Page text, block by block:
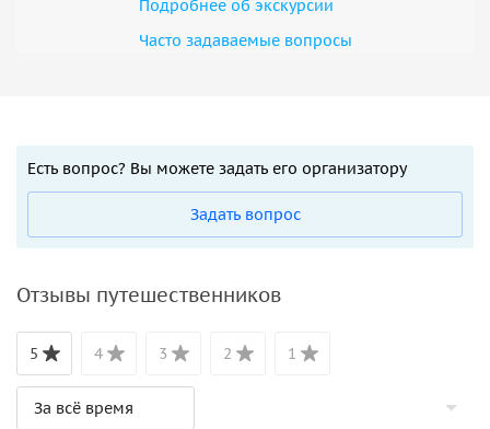
Подробнее об экскурсии
Часто задаваемые вопросы
Есть вопрос? Вы можете задать его организатору
Задать вопрос
Отзывы путешественников
5 4 3 2 1